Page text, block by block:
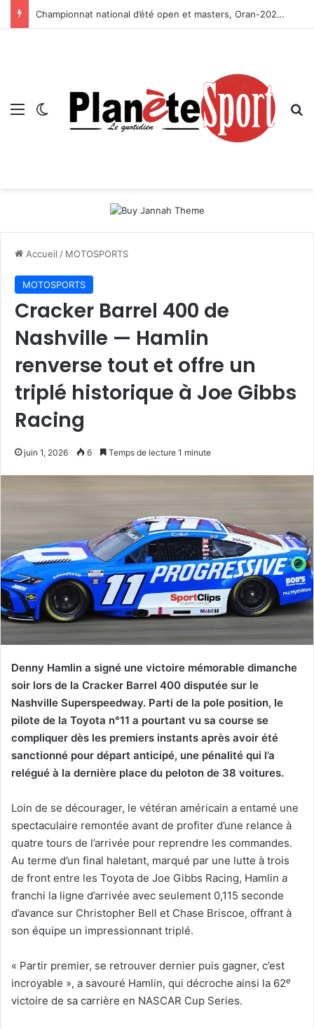
Championnat national d’été open et masters, Oran-2026 — Le CRB s’adjuge le titre
Menu Switch skin
Accueil / MOTOSPORTS
MOTOSPORTS
Cracker Barrel 400 de
Nashville — Hamlin
renverse tout et offre un
triplé historique à Joe Gibbs
Racing
juin 1, 2026 6 Temps de lecture 1 minute
Denny Hamlin a signé une victoire mémorable dimanche
soir lors de la Cracker Barrel 400 disputée sur le
Nashville Superspeedway. Parti de la pole position, le
pilote de la Toyota n°11 a pourtant vu sa course se
compliquer dès les premiers instants après avoir été
sanctionné pour départ anticipé, une pénalité qui l’a
relégué à la dernière place du peloton de 38 voitures.
Loin de se décourager, le vétéran américain a entamé une
spectaculaire remontée avant de profiter d’une relance à
quatre tours de l’arrivée pour reprendre les commandes.
Au terme d’un final haletant, marqué par une lutte à trois
de front entre les Toyota de Joe Gibbs Racing, Hamlin a
franchi la ligne d’arrivée avec seulement 0,115 seconde
d’avance sur Christopher Bell et Chase Briscoe, offrant à
son équipe un impressionnant triplé.
« Partir premier, se retrouver dernier puis gagner, c’est
incroyable », a savouré Hamlin, qui décroche ainsi la 62e
victoire de sa carrière en NASCAR Cup Series.